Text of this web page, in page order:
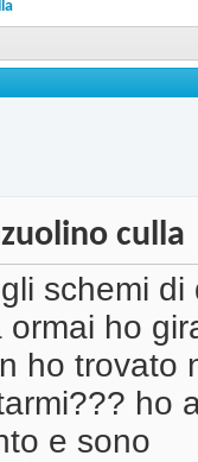
culla
schemi di
ho
ho trovato
ho
e sono